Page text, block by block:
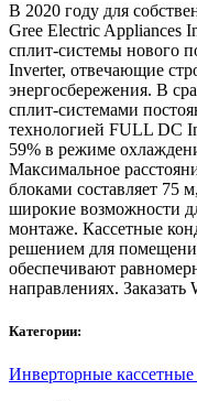
В 2020 году для
Gree Electric Appliances
сплит-системы нового
Inverter, отвечающие
энергосбережения. В
сплит-системами
технологией FULL DC
59% в режиме
Максимальное
блоками составляет 75
широкие возможности
монтаже. Кассетные
решением для
обеспечивают
направлениях.
Категории:
Инверторные